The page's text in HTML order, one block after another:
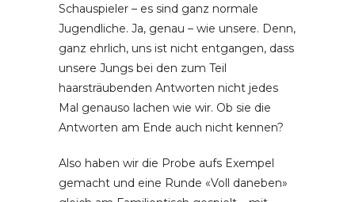
Schauspieler – es sind ganz normale
Jugendliche. Ja, genau – wie unsere. Denn,
ganz ehrlich, uns ist nicht entgangen, dass
unsere Jungs bei den zum Teil
haarsträubenden Antworten nicht jedes
Mal genauso lachen wie wir. Ob sie die
Antworten am Ende auch nicht kennen?
Also haben wir die Probe aufs Exempel
gemacht und eine Runde «Voll daneben»